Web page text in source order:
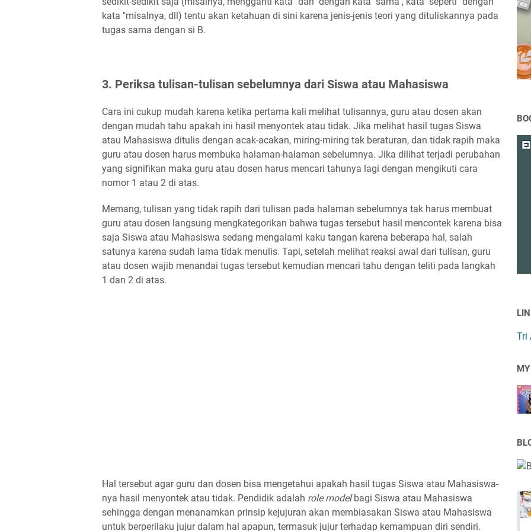
kata "misalnya, dll) tentu akan ketahuan di sini karena jenis-jenis teori yang dituliskannya pada
tugas sama dengan si B.
3. Periksa tulisan-tulisan sebelumnya dari Siswa atau Mahasiswa
Cara ini cukup mudah karena ketika pertama kali melihat tulisannya, guru atau dosen akan
dengan mudah tahu apakah ini hasil menyontek atau tidak. Jika melihat hasil tugas Siswa
atau Mahasiswa ditulis dengan acak-acakan, miring-miring tak beraturan, dan tidak rapih maka
guru atau dosen harus membuka halaman-halaman sebelumnya. Jika dilihat terjadi perubahan
yang signifikan maka guru atau dosen harus mencari tahunya lagi dengan mengikuti cara
nomor 1 atau 2 di atas.
Memang, tulisan yang tidak rapih dari tulisan pada halaman sebelumnya tak harus membuat
guru atau dosen langsung mengkategorikan bahwa tugas tersebut hasil mencontek karena bisa
saja Siswa atau Mahasiswa sedang mengalami kaku tangan karena beberapa hal, salah
satunya karena sudah lama tidak menulis. Tapi, setelah melihat reaksi awal dari tulisan, guru
atau dosen wajib menandai tugas tersebut kemudian mencari tahu dengan teliti pada langkah
1 dan 2 di atas.
Hal tersebut agar guru dan dosen bisa mengetahui apakah hasil tugas Siswa atau Mahasiswa-
nya hasil menyontek atau tidak. Pendidik adalah role modelbagi Siswa atau Mahasiswa
sehingga dengan menanamkan prinsip kejujuran akan membiasakan Siswa atau Mahasiswa
untuk berperilaku jujur dalam hal apapun, termasuk jujur terhadap kemampuan diri sendiri.
Tri